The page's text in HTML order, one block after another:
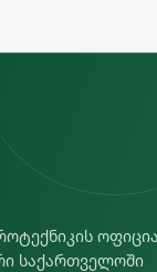
საქართველოში